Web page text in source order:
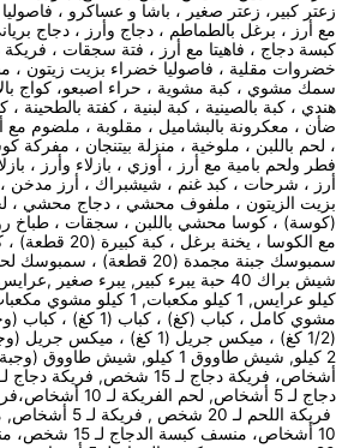
زعتر كبير، زعتر صغير ، باشا و عساكرو ، فاصوليا
مع أرز ، برغل بالطماطم ، دجاج وأرز ، دجاج
كبسة دجاج ، فاهيتا مع أرز ، فتة سجقات ، فريكة
خضروات مقلية ، فاصوليا خضراء بزيت زيتون ،
سمك مشوي ، كبة مشوية ، حراء اصبعو، كواج
هندي ، كبة بالصينية ، كبة لبنية ، كفتة
ضأن ، معكرونة بالبشاميل ، مقلوبة ، ملضوم مع
، لحم باللبن ، ملوخية ، منزلة بيتنجان ،
فطر ولحم بامية مع أرز ، أوزي ، بازلاء وأرز ،
أرز ، شرحات ، كبد غنم ، شيشبراك ، أرز مدخن ،
بزيت الزيتون ، ملفوف محشي ، دجاج محشي
(كوسة) ، كوسا محشي باللبن ، سجقات ، طباخ
كيلو عرايس, 1 كيلو مكعبات, 1
مشوي كامل ، كباب (كغ) ،
فريكة اللحم لـ
10 أشخاص، منسف